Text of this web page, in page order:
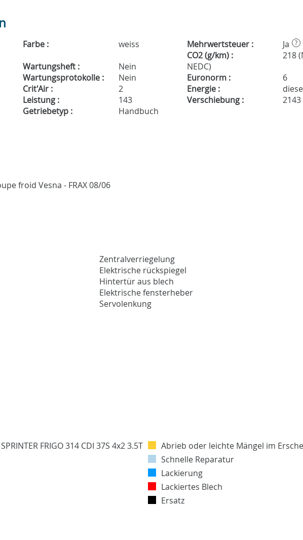
Farbe : weiss Mehrwertsteuer : Ja ?
Wartungsheft : Nein
CO2 (g/km) :
218
NEDC)
Wartungsprotokolle : Nein Euronorm :
6
Crit'Air : 2 Energie :
Leistung : 143 Verschiebung :
2143
Getriebetyp : Handbuch
froid Vesna - FRAX 08/06
Zentralverriegelung
Elektrische rückspiegel
Hintertür aus blech
Elektrische fensterheber
Servolenkung
Abrieb oder leichte Mängel im
Schnelle Reparatur
Lackierung
Lackiertes Blech
Ersatz